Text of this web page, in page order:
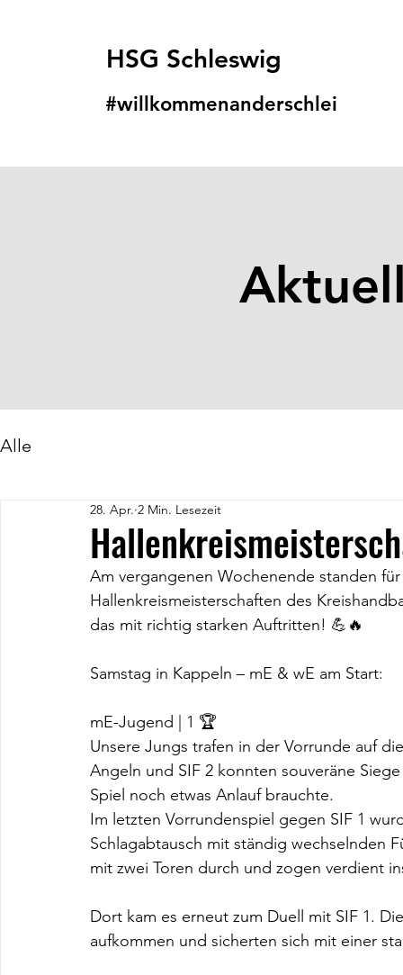
HSG Schleswig
#willkommenanderschlei
Alle
28. Apr. 2 Min. Lesezeit
Am vergangenen Wochenende standen
Hallenkreismeisterschaften des
das mit richtig starken Auftritten! 💪🔥
Samstag in Kappeln – mE & wE am Start:
mE-Jugend | 1 🏆
Unsere Jungs trafen in der Vorrunde auf
Angeln und SIF 2 konnten souveräne
Spiel noch etwas Anlauf brauchte.
Im letzten Vorrundenspiel gegen SIF 1
Schlagabtausch mit ständig wechselnden
mit zwei Toren durch und zogen verdient
Dort kam es erneut zum Duell mit SIF 1.
aufkommen und sicherten sich mit einer